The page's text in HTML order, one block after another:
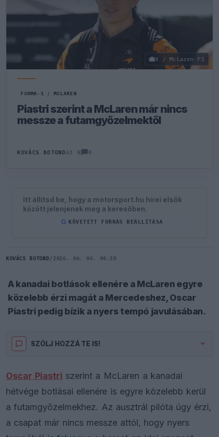
X / McLaren F1
FORMA-1 / MCLAREN
Piastri szerint a McLaren már nincs
messze a futamgyőzelmektől
KOVÁCS BOTOND 63 N 0
Itt állítsd be, hogy a motorsport.hu hírei elsők
között jelenjenek meg a keresőben.
G KÖVETETT FORRÁS BEÁLLÍTÁSA
KOVÁCS BOTOND / 2026. 06. 04. 04:30
A kanadai botlások ellenére a McLaren egyre
közelebb érzi magát a Mercedeshez, Oscar
Piastri pedig bízik a nyers tempó javulásában.
SZÓLJ HOZZÁ TE IS!
Oscar Piastri szerint a McLaren a kanadai
hétvége botlásai ellenére is egyre közelebb kerül
a futamgyőzelmekhez. Az ausztrál pilóta úgy érzi,
a csapat már nincs messze attól, hogy nyers